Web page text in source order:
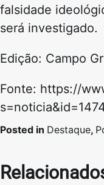
falsidade
será investigado.
Edição: Campo
Fonte: https://
Posted in Destaque,